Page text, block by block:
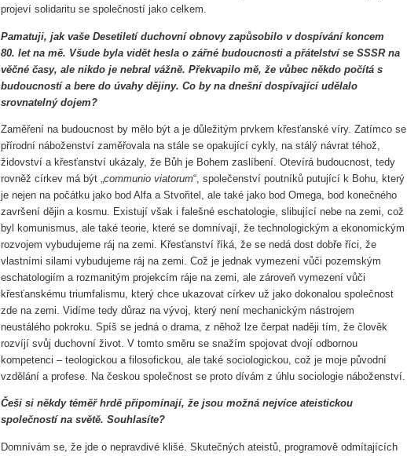
projeví solidaritu se společností jako celkem.
Pamatuji, jak vaše Desetiletí duchovní obnovy zapůsobilo v dospívání koncem
80. let na mě. Všude byla vidět hesla o zářné budoucnosti a přátelství se SSSR na
věčné časy, ale nikdo je nebral vážně. Překvapilo mě, že vůbec někdo počítá s
budoucností a bere do úvahy dějiny. Co by na dnešní dospívající udělalo
srovnatelný dojem?
Zaměření na budoucnost by mělo být a je důležitým prvkem křesťanské víry. Zatímco se
přírodní náboženství zaměřovala na stále se opakující cykly, na stálý návrat téhož,
židovství a křesťanství ukázaly, že Bůh je Bohem zaslíbení. Otevírá budoucnost, tedy
rovněž církev má být „ communio viatorum“, společenství poutníků putující k Bohu, který
je nejen na počátku jako bod Alfa a Stvořitel, ale také jako bod Omega, bod konečného
završení dějin a kosmu. Existují však i falešné eschatologie, slibující nebe na zemi, což
byl komunismus, ale také teorie, které se domnívají, že technologickým a ekonomickým
rozvojem vybudujeme ráj na zemi. Křesťanství říká, že se nedá dost dobře říci, že
vlastními silami vybudujeme ráj na zemi. Což je jednak vymezení vůči pozemským
eschatologiím a rozmanitým projekcím ráje na zemi, ale zároveň vymezení vůči
křesťanskému triumfalismu, který chce ukazovat církev už jako dokonalou společnost
zde na zemi. Vidíme tedy důraz na vývoj, který není mechanickým nástrojem
neustálého pokroku. Spíš se jedná o drama, z něhož lze čerpat naději tím, že člověk
rozvíjí svůj duchovní život. V tomto směru se snažím spojovat dvojí odbornou
kompetenci – teologickou a filosofickou, ale také sociologickou, což je moje původní
vzdělání a profese. Na českou společnost se proto dívám z úhlu sociologie náboženství.
Češi si někdy téměř hrdě připomínají, že jsou možná nejvíce ateistickou
společností na světě. Souhlasíte?
Domnívám se, že jde o nepravdivé klišé. Skutečných ateistů, programově odmítajících